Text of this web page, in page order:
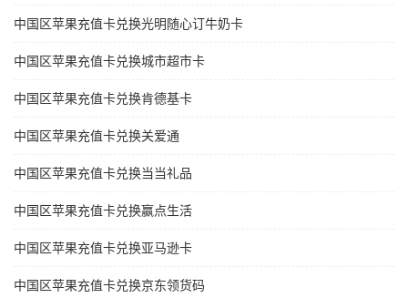
中国区苹果充值卡兑换光明随心订牛奶卡
中国区苹果充值卡兑换城市超市卡
中国区苹果充值卡兑换肯德基卡
中国区苹果充值卡兑换关爱通
中国区苹果充值卡兑换当当礼品
中国区苹果充值卡兑换赢点生活
中国区苹果充值卡兑换亚马逊卡
中国区苹果充值卡兑换京东领货码